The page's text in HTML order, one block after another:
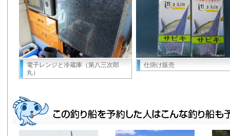
電子レンジと冷蔵庫（第八三次郎
丸）
仕掛け販売